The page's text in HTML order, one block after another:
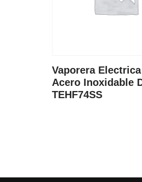
Vaporera
Acero Inoxidable
TEHF74SS